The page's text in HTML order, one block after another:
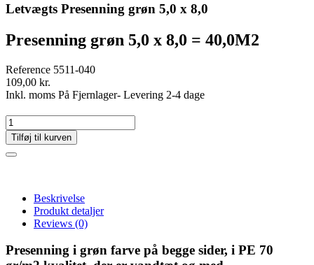
Letvægts Presenning grøn 5,0 x 8,0
Presenning grøn 5,0 x 8,0 = 40,0M2
Reference 5511-040
109,00 kr.
Inkl. moms På Fjernlager- Levering 2-4 dage
Tilføj til kurven
Beskrivelse
Produkt detaljer
Reviews (0)
Presenning i grøn farve på begge sider, i PE 70